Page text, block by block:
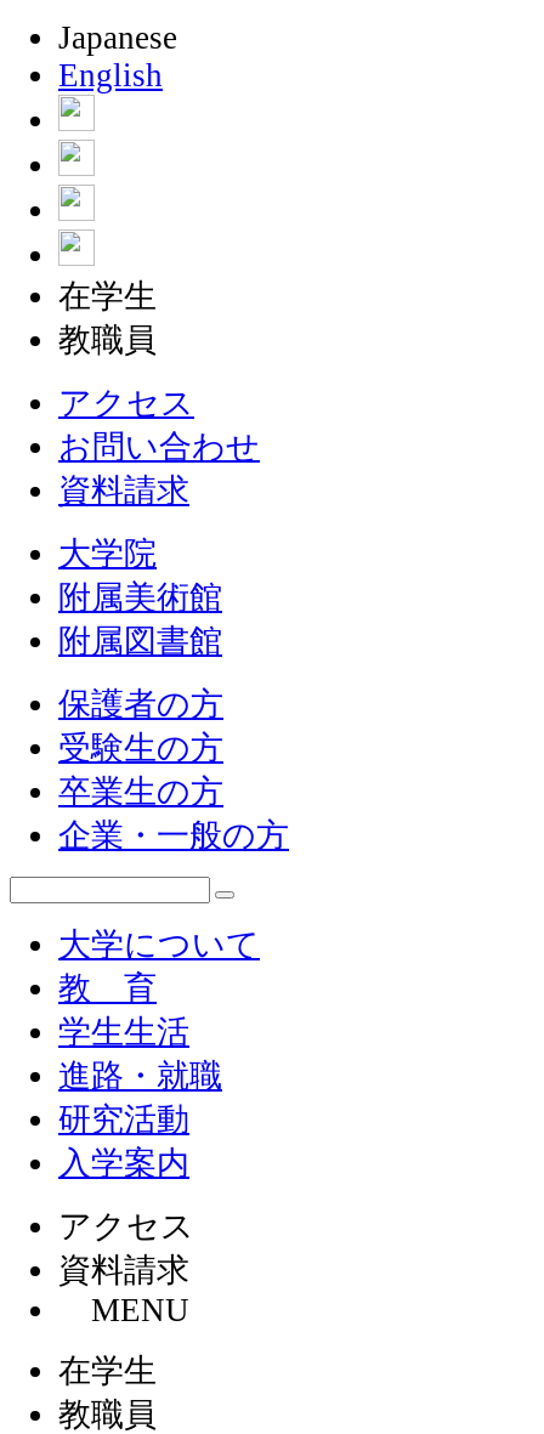
Japanese
English
在学生
教職員
アクセス
お問い合わせ
資料請求
大学院
附属美術館
附属図書館
保護者の方
受験生の方
卒業生の方
企業・一般の方
大学について
教 育
学生生活
進路・就職
研究活動
入学案内
アクセス
資料請求
MENU
在学生
教職員